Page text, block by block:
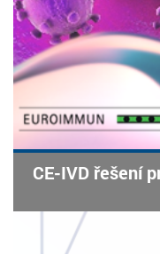
CE-IVD řešení